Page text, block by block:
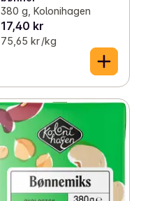
380 g, Kolonihagen
17,40 kr
75,65 kr /kg